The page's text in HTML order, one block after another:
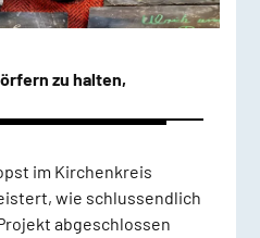
zu halten,
im Kirchenkreis
wie schlussendlich
abgeschlossen